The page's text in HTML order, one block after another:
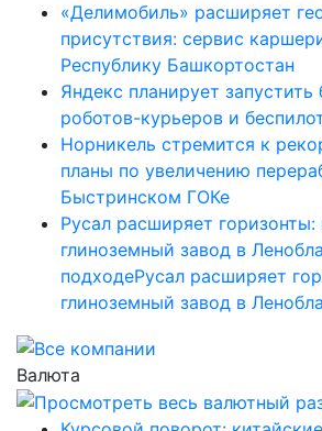
«Делимобиль» расширяет
присутствия: сервис
Республику Башкортостан
Яндекс планирует запустить
роботов-курьеров и
Норникель стремится к
планы по увеличению
Быстринском ГОКе
Русал расширяет
глиноземный завод в
подходеРусал расширяет
глиноземный завод в
Валюта